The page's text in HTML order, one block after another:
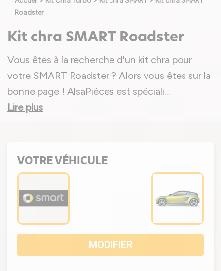
Roadster
Kit chra SMART Roadster
Vous êtes à la recherche d'un kit chra pour
votre SMART Roadster ? Alors vous êtes sur la
bonne page ! AlsaPièces est spéciali...
Lire plus
VOTRE VÉHICULE
MODIFIER